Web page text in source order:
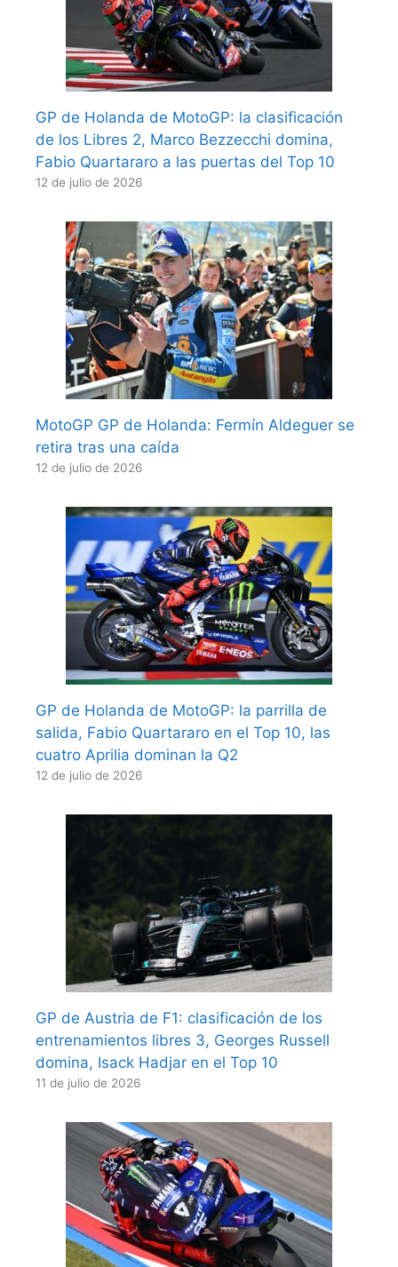
GP de Holanda de MotoGP: la clasificación
de los Libres 2, Marco Bezzecchi domina,
Fabio Quartararo a las puertas del Top 10
12 de julio de 2026
MotoGP GP de Holanda: Fermín Aldeguer se
retira tras una caída
12 de julio de 2026
GP de Holanda de MotoGP: la parrilla de
salida, Fabio Quartararo en el Top 10, las
cuatro Aprilia dominan la Q2
12 de julio de 2026
GP de Austria de F1: clasificación de los
entrenamientos libres 3, Georges Russell
domina, Isack Hadjar en el Top 10
11 de julio de 2026